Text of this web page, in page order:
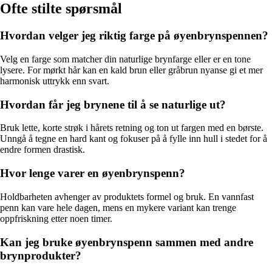
Ofte stilte spørsmål
Hvordan velger jeg riktig farge på øyenbrynspennen?
Velg en farge som matcher din naturlige brynfarge eller er en tone
lysere. For mørkt hår kan en kald brun eller gråbrun nyanse gi et mer
harmonisk uttrykk enn svart.
Hvordan får jeg brynene til å se naturlige ut?
Bruk lette, korte strøk i hårets retning og ton ut fargen med en børste.
Unngå å tegne en hard kant og fokuser på å fylle inn hull i stedet for å
endre formen drastisk.
Hvor lenge varer en øyenbrynspenn?
Holdbarheten avhenger av produktets formel og bruk. En vannfast
penn kan vare hele dagen, mens en mykere variant kan trenge
oppfriskning etter noen timer.
Kan jeg bruke øyenbrynspenn sammen med andre
brynprodukter?